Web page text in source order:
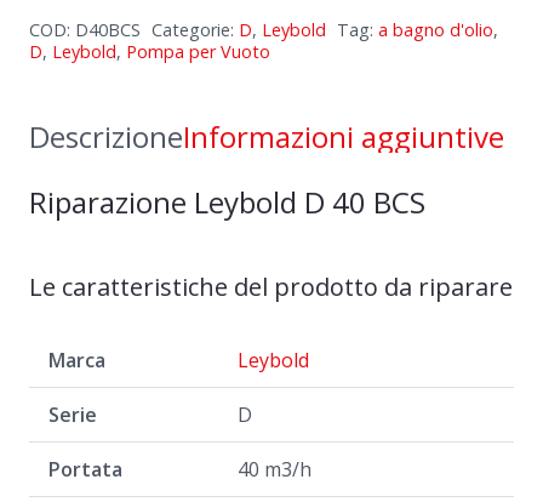
40
COD: D40BCS Categorie: D, Leybold Tag: a bagno d'olio,
D, Leybold, Pompa per Vuoto
DescrizioneInformazioni aggiuntive
Riparazione Leybold D 40 BCS
Le caratteristiche del prodotto da riparare
Marca Leybold
Serie D
Portata 40 m3/h